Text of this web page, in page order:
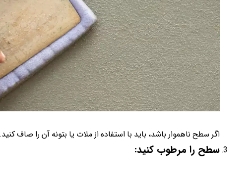
اگر سطح ناهموار باشد، باید با استفاده از ملات یا بتونه آن را صاف کنید.
سطح را مرطوب کنید: